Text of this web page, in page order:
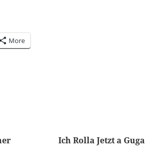
More
Ich Rolla Jetzt a Guga